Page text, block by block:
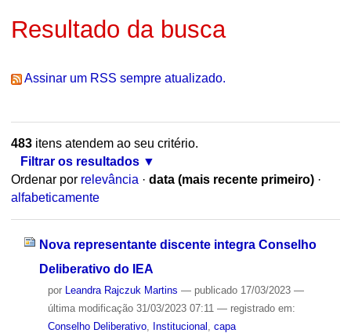
Resultado da busca
Assinar um RSS sempre atualizado.
483itens atendem ao seu critério.
Filtrar os resultados
Ordenar por relevância · data (mais recente primeiro) ·
alfabeticamente
Nova representante discente integra Conselho
Deliberativo do IEA
por Leandra Rajczuk Martins — publicado17/03/2023 —
última modificação31/03/2023 07:11 — registrado em:
Conselho Deliberativo, Institucional capa